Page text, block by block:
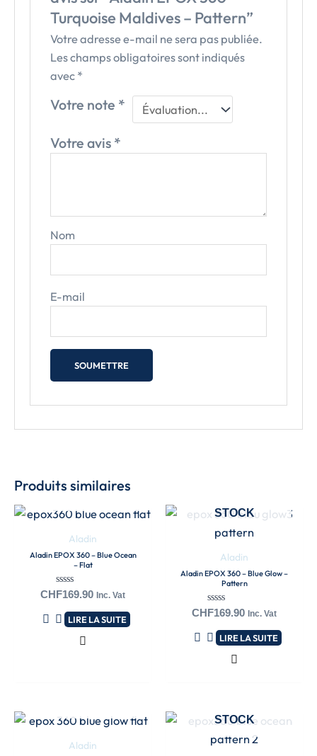
Turquoise Maldives – Pattern”
Votre adresse e-mail ne sera pas publiée.
Les champs obligatoires sont indiqués
avec *
Votre note *
Votre avis *
Nom
E-mail
Produits similaires
STOCK
Aladin
Aladin EPOX 360 – Blue Ocean
– Flat
Note
sur
5
CHF169.90 Inc. Vat
LIRE LA SUITE
STOCK
Aladin
Aladin EPOX 360 – Blue Glow –
Pattern
Note
sur
5
CHF169.90 Inc. Vat
LIRE LA SUITE
Aladin
STOCK